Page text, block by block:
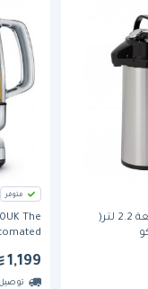
ترمس حراري بسعة 2.2 لتر(
متوفر
The
5 Brew
Presets
1,199